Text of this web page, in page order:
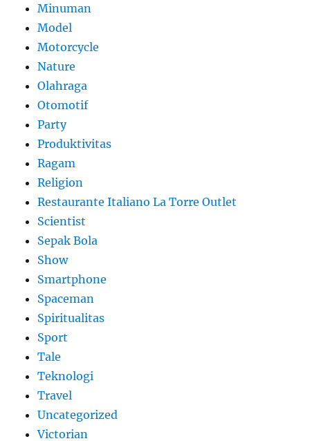
Minuman
Model
Motorcycle
Nature
Olahraga
Otomotif
Party
Produktivitas
Ragam
Religion
Restaurante Italiano La Torre Outlet
Scientist
Sepak Bola
Show
Smartphone
Spaceman
Spiritualitas
Sport
Tale
Teknologi
Travel
Uncategorized
Victorian